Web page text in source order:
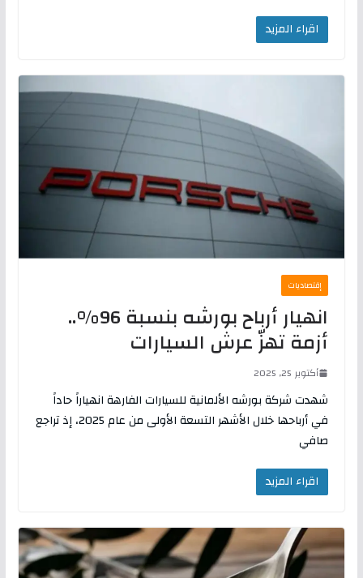
اقراء المزيد
إقتصاديات
انهيار أرباح بورشه بنسبة 96%..
أزمة تهزّ عرش السيارات
أكتوبر 25, 2025
شهدت شركة بورشه الألمانية للسيارات الفارهة انهياراً حاداً
في أرباحها خلال الأشهر التسعة الأولى من عام 2025، إذ تراجع
صافي
اقراء المزيد